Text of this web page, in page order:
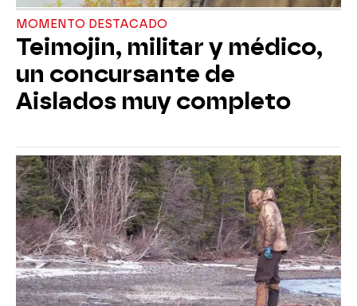
MOMENTO DESTACADO
Teimojin, militar y médico,
un concursante de
Aislados muy completo